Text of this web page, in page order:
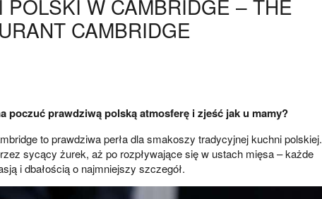
POLSKI W CAMBRIDGE – THE
CAMBRIDGE
poczuć prawdziwą polską atmosferę i zjeść jak u mamy?
to prawdziwa perła dla smakoszy tradycyjnej kuchni polskiej.
sycący żurek, aż po rozpływające się w ustach mięsa – każde
i dbałością o najmniejszy szczegół.